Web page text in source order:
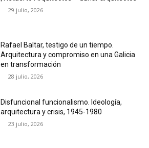
29 julio, 2026
Rafael Baltar, testigo de un tiempo.
Arquitectura y compromiso en una Galicia
en transformación
28 julio, 2026
Disfuncional funcionalismo. Ideología,
arquitectura y crisis, 1945-1980
23 julio, 2026